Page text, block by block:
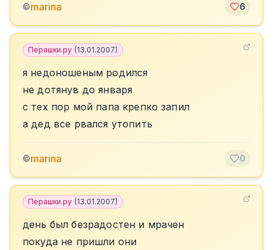
©marina 6
Перашки.ру (13.01.2007)
я недоношеным родился
не дотянув до января
с тех пор мой папа крепко запил
а дед все рвался утопить
©marina 0
Перашки.ру (13.01.2007)
день был безрадостен и мрачен
покуда не пришли они